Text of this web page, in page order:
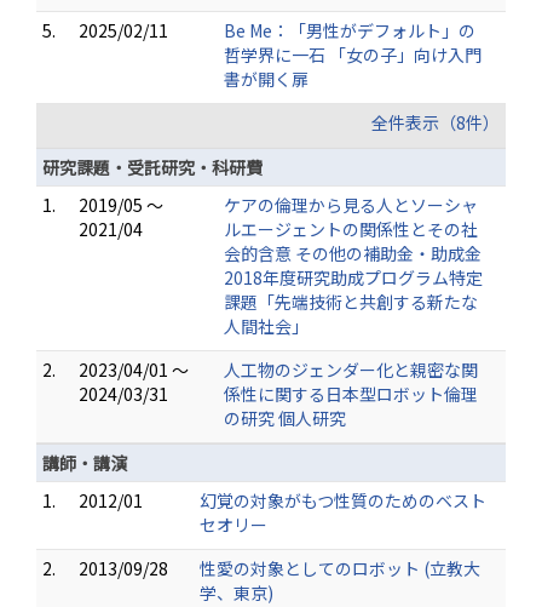
5.
2025/02/11
Be Me：「男性がデフォルト」の
哲学界に一石 「女の子」向け入門
書が開く扉
全件表示（8件）
研究課題・受託研究・科研費
1.
2019/05 ～
2021/04
ケアの倫理から見る人とソーシャ
ルエージェントの関係性とその社
会的含意 その他の補助金・助成金
2018年度研究助成プログラム特定
課題「先端技術と共創する新たな
人間社会」
2.
2023/04/01 ～
2024/03/31
人工物のジェンダー化と親密な関
係性に関する日本型ロボット倫理
の研究 個人研究
講師・講演
1.
2012/01
幻覚の対象がもつ性質のためのベスト
セオリー
2.
2013/09/28
性愛の対象としてのロボット (立教大
学、東京)